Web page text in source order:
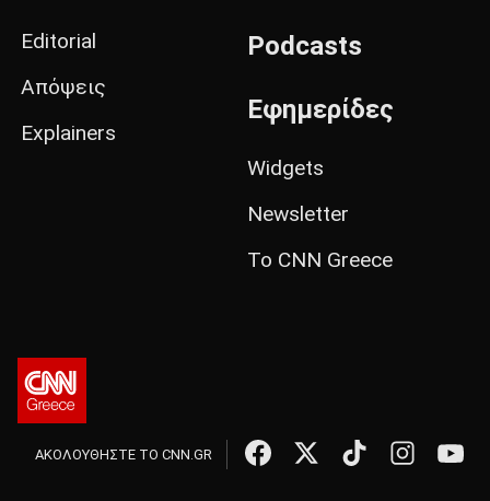
Editorial
Απόψεις
Explainers
Podcasts
Εφημερίδες
Widgets
Newsletter
Το CNN Greece
ΑΚΟΛΟΥΘΗΣΤΕ ΤΟ CNN.GR